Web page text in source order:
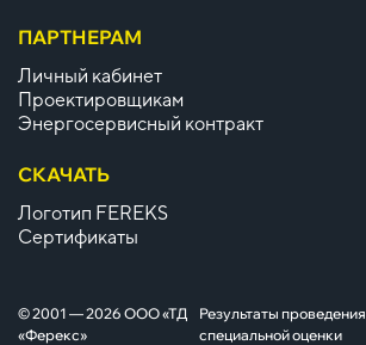
ПАРТНЕРАМ
Личный кабинет
Проектировщикам
Энергосервисный контракт
СКАЧАТЬ
Логотип FEREKS
Сертификаты
© 2001 — 2026 ООО «ТД
«Ферекс»
Результаты проведения
специальной оценки